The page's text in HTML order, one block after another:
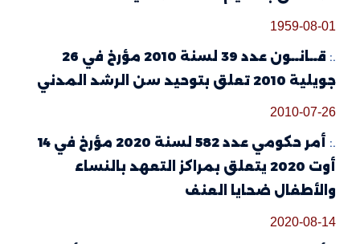
1959-08-01
قــانــون عدد 39 لسنة 2010 مؤرخ في 26
جويلية 2010 تعلق بتوحيد سن الرشد المدني
2010-07-26
أمر حكومي عدد 582 لسنة 2020 مؤرخ في 14
أوت 2020 يتعلق بمراكز التعهد بالنساء
والأطفال ضحايا العنف
2020-08-14